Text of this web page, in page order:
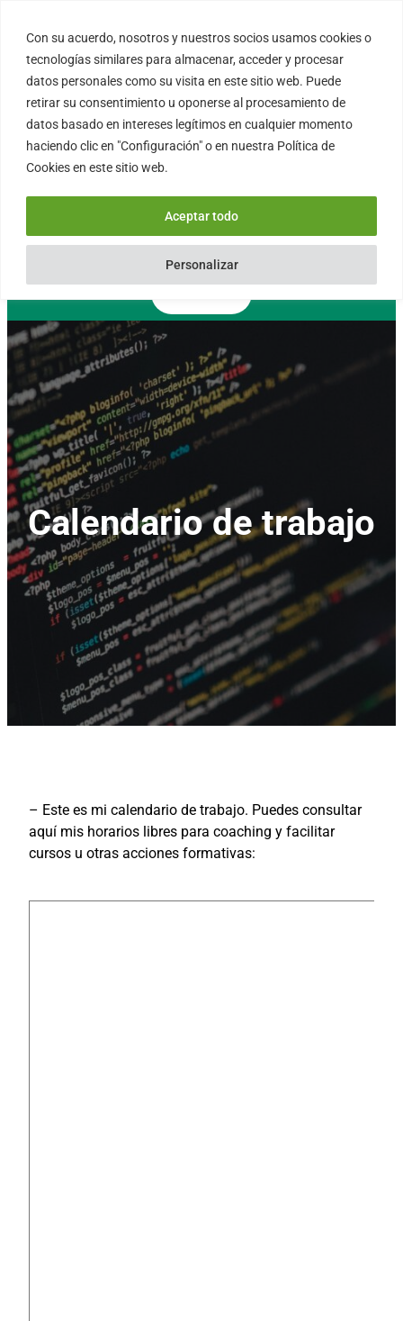
Con su acuerdo, nosotros y nuestros socios usamos cookies o
tecnologías similares para almacenar, acceder y procesar
datos personales como su visita en este sitio web. Puede
retirar su consentimiento u oponerse al procesamiento de
datos basado en intereses legítimos en cualquier momento
haciendo clic en "Configuración" o en nuestra Política de
Cookies en este sitio web.
Personalizar
Aceptar todo
contenido
FORTINUX.COM
08004 – Barcelona
Cataluña – España
info@fortinux.com
0034 – 644 79 25 79
Lun – Vie 9:00 AM a 6:00PM
Calendario de trabajo
– Este es mi calendario de trabajo. Puedes consultar
aquí mis horarios libres para coaching y facilitar
cursos u otras acciones formativas: